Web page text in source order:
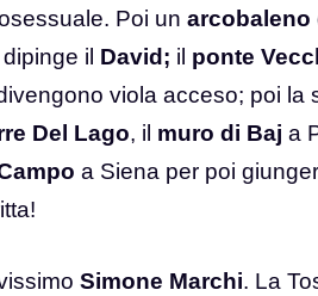
Poi un arcobaleno
il David; il ponte
viola acceso; poi la
Del Lago, il muro di Baj a
a Siena per poi
Simone Marchi. La